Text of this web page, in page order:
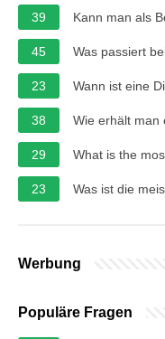
39 Kann man als
45 Was passiert
23 Wann ist eine
38 Wie erhält man
29 What is the
23 Was ist die
Werbung
Populäre Fragen